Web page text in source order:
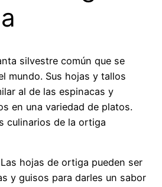
silvestre común que se
mundo. Sus hojas y tallos
al de las espinacas y
en una variedad de platos.
culinarios de la ortiga
hojas de ortiga pueden ser
y guisos para darles un sabor